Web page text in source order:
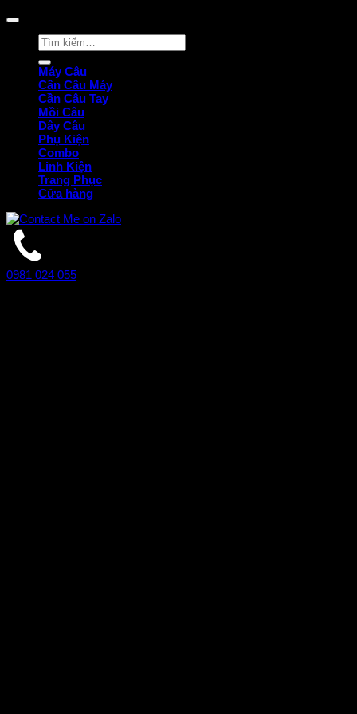
Tìm
kiếm:
Máy Câu
Cần Câu Máy
Cần Câu Tay
Mồi Câu
Dây Câu
Phụ Kiện
Combo
Linh Kiện
Trang Phục
Cửa hàng
0981 024 055